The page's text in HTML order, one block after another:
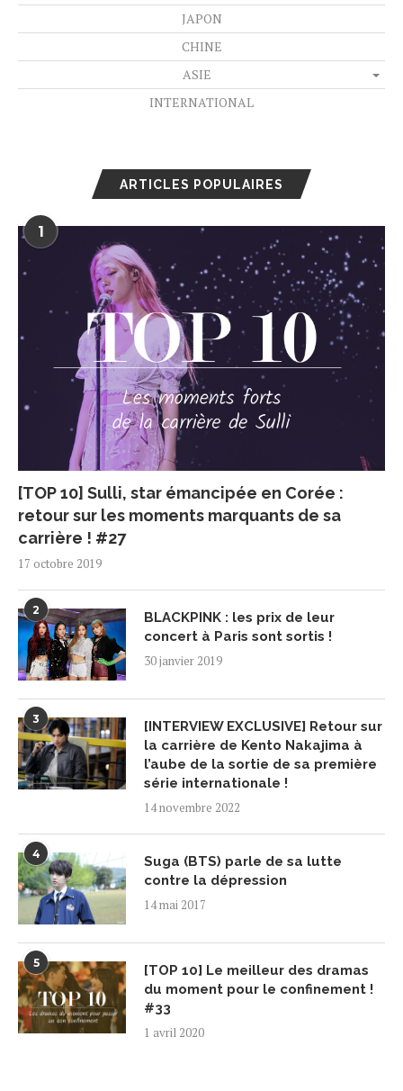
JAPON
CHINE
ASIE
INTERNATIONAL
ARTICLES POPULAIRES
1
[TOP 10] Sulli, star émancipée en Corée :
retour sur les moments marquants de sa
carrière ! #27
17 octobre 2019
2
BLACKPINK : les prix de leur
concert à Paris sont sortis !
30 janvier 2019
3
[INTERVIEW EXCLUSIVE] Retour sur
la carrière de Kento Nakajima à
l’aube de la sortie de sa première
série internationale !
14 novembre 2022
4
Suga (BTS) parle de sa lutte
contre la dépression
14 mai 2017
5
[TOP 10] Le meilleur des dramas
du moment pour le confinement !
#33
1 avril 2020